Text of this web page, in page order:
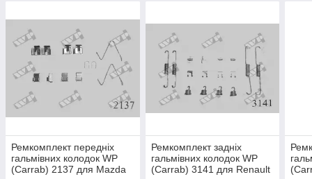
Ремкомплект передніх
гальмівних колодок WP
(Carrab) 2137 для Mazda
Ремкомплект задніх
гальмівних колодок WP
(Carrab) 3141 для Renault